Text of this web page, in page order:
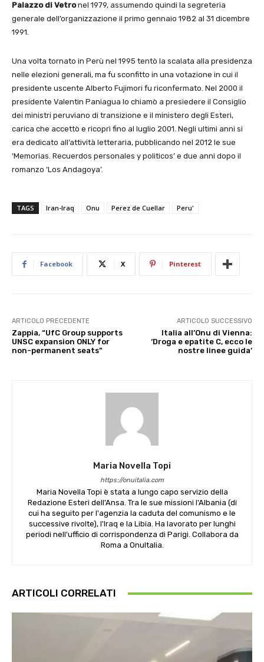
Palazzo di Vetronel 1979, assumendo quindi la segreteria
generale dell’organizzazione il primo gennaio 1982 al 31 dicembre
1991.
Una volta tornato in Perù nel 1995 tentò la scalata alla presidenza
nelle elezioni generali, ma fu sconfitto in una votazione in cui il
presidente uscente Alberto Fujimori fu riconfermato. Nel 2000 il
presidente Valentin Paniagua lo chiamò a presiedere il Consiglio
dei ministri peruviano di transizione e il ministero degli Esteri,
carica che accettò e ricoprì fino al luglio 2001. Negli ultimi anni si
era dedicato all’attività letteraria, pubblicando nel 2012 le sue
‘Memorias. Recuerdos personales y politicos’ e due anni dopo il
romanzo ‘Los Andagoya’.
TAGS Iran-Iraq Onu Perez de Cuellar Peru'
Facebook X Pinterest
ARTICOLO PRECEDENTE
Zappia, “UfC Group supports
UNSC expansion ONLY for
non-permanent seats”
ARTICOLO SUCCESSIVO
Italia all’Onu di Vienna:
‘Droga e epatite C, ecco le
nostre linee guida’
Maria Novella Topi
https://onuitalia.com
Maria Novella Topi è stata a lungo capo servizio della
Redazione Esteri dell'Ansa. Tra le sue missioni l'Albania (di
cui ha seguito per l'agenzia la caduta del comunismo e le
successive rivolte), l'Iraq e la Libia. Ha lavorato per lunghi
periodi nell'ufficio di corrispondenza di Parigi. Collabora da
Roma a OnuItalia.
ARTICOLI CORRELATI